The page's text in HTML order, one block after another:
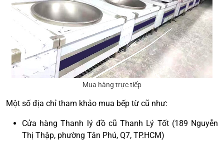
Mua hàng trực tiếp
Một số địa chỉ tham khảo mua bếp từ cũ như:
Cửa hàng Thanh lý đồ cũ Thanh Lý Tốt (189 Nguyễn
Thị Thập, phường Tân Phú, Q7, TP.HCM)